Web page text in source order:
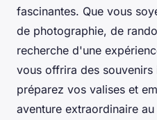
fascinantes. Que vous
de photographie, de
recherche d'une
vous offrira des
préparez vos valises et
aventure extraordinaire